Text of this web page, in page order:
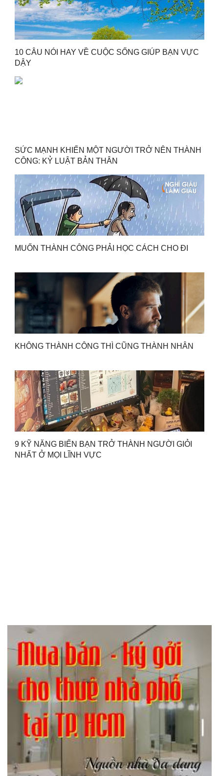
10 CÂU NÓI HAY VỀ CUỘC SỐNG GIÚP BẠN VỰC
DẬY
SỨC MẠNH KHIẾN MỘT NGƯỜI TRỞ NÊN THÀNH
CÔNG: KỶ LUẬT BẢN THÂN
MUỐN THÀNH CÔNG PHẢI HỌC CÁCH CHO ĐI
KHÔNG THÀNH CÔNG THÌ CŨNG THÀNH NHÂN
9 KỸ NĂNG BIẾN BẠN TRỞ THÀNH NGƯỜI GIỎI
NHẤT Ở MỌI LĨNH VỰC